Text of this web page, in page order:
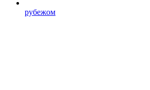
рубежом